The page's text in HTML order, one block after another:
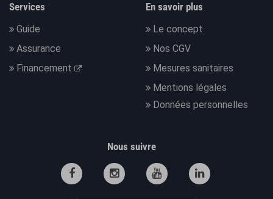
Services
Guide
Assurance
Financement
En savoir plus
Le concept
Nos CGV
Mesures sanitaires
Mentions légales
Données personnelles
Nous suivre